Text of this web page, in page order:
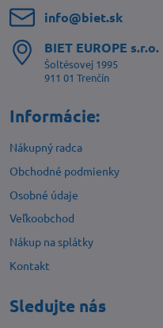
info​@biet​.sk
BIET EUROPE s​.r​.o​.
Šoltésovej 1995
911 01 Trenčín
Informácie:
Nákupný radca
Obchodné podmienky
Osobné údaje
Veľkoobchod
Nákup na splátky
Kontakt
Sledujte nás